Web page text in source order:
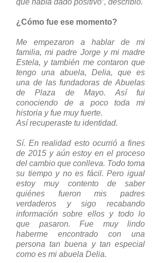
que había dado positivo”, describió.
¿Cómo fue ese momento?
Me empezaron a hablar de mi
familia, mi padre Jorge y mi madre
Estela, y también me contaron que
tengo una abuela, Delia, que es
una de las fundadoras de Abuelas
de Plaza de Mayo. Así fui
conociendo de a poco toda mi
historia y fue muy fuerte.
Así recuperaste tu identidad.
Sí. En realidad esto ocurrió a fines
de 2015 y aún estoy en el proceso
del cambio que conlleva. Todo toma
su tiempo y no es fácil. Pero igual
estoy muy contento de saber
quiénes fueron mis padres
verdaderos y sigo recabando
información sobre ellos y todo lo
que pasaron. Fue muy lindo
haberme encontrado con una
persona tan buena y tan especial
como es mi abuela Delia.